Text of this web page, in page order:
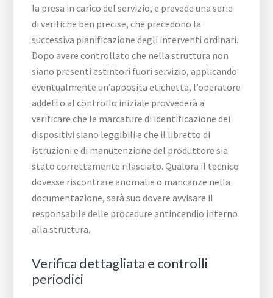
la presa in carico del servizio, e prevede una serie
di verifiche ben precise, che precedono la
successiva pianificazione degli interventi ordinari.
Dopo avere controllato che nella struttura non
siano presenti estintori fuori servizio, applicando
eventualmente un’apposita etichetta, l’operatore
addetto al controllo iniziale provvederà a
verificare che le marcature di identificazione dei
dispositivi siano leggibili e che il libretto di
istruzioni e di manutenzione del produttore sia
stato correttamente rilasciato. Qualora il tecnico
dovesse riscontrare anomalie o mancanze nella
documentazione, sarà suo dovere avvisare il
responsabile delle procedure antincendio interno
alla struttura.
Verifica dettagliata e controlli
periodici